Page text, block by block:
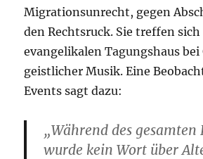
Migrationsunrecht, gegen
den Rechtsruck. Sie treffen
evangelikalen Tagungshaus bei
geistlicher Musik. Eine
Events sagt dazu:
„Während des gesamten
wurde kein Wort über